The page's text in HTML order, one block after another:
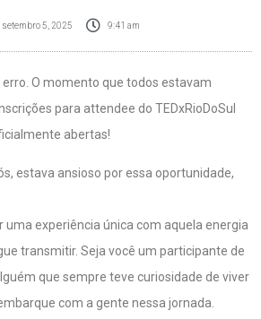
setembro 5, 2025 9:41 am
O momento que todos estavam
para attendee do TEDxRioDoSul
abertas!
estava ansioso por essa oportunidade,
uma experiência única com aquela energia
transmitir. Seja você um participante de
que sempre teve curiosidade de viver
com a gente nessa jornada.